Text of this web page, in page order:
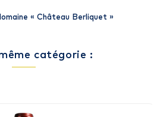
« Château Berliquet »
catégorie :